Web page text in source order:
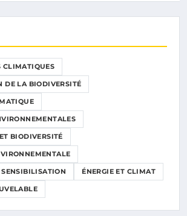
CLIMATIQUES
DE LA BIODIVERSITÉ
BIODIVERSITÉ
ÉNERGIE ET CLIMAT